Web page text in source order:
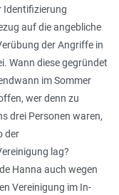
Identifizierung
auf die angebliche
der Angriffe in
Wann diese gegründet
im Sommer
wer denn zu
drei Personen waren,
der
lag?
Hanna auch wegen
Vereinigung im In-